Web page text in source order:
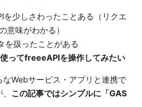
を少しさわったことある（リクエ
意味がわかる）
を扱ったことがある
ってfreeeAPIを操作してみたい
Webサービス・アプリと連携で
この記事ではシンプルに「GAS